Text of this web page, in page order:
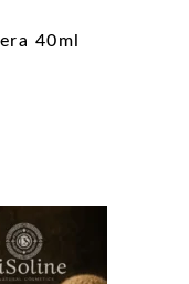
40ml